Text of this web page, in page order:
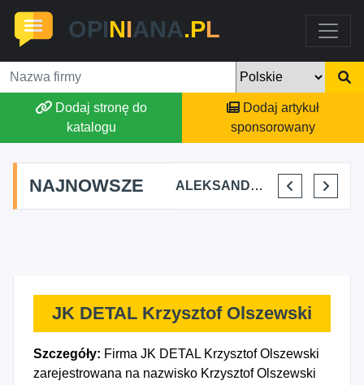
OPINIANA.PL
Dodaj stronę do
katalogu
Dodaj artykuł
sponsorowany
NAJNOWSZE
AGSON AGNIESZKA SUCHWAŁKO ALEKSANDAR MITREV PRZEM-KO PRZEMYSŁAW KOWALSKI
JK DETAL Krzysztof Olszewski
Szczegóły: Firma JK DETAL Krzysztof Olszewski
zarejestrowana na nazwisko Krzysztof Olszewski